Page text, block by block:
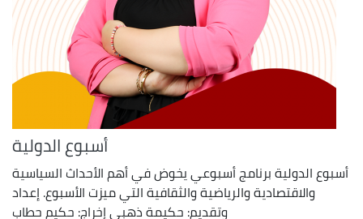
أسبوع الدولية
أسبوع الدولية برنامج أسبوعي يخوض في أهم الأحداث السياسية
والاقتصادية والرياضية والثقافية التي ميزت الأسبوع. إعداد
وتقديم: حكيمة ذهبي إخراج: حكيم حطاب